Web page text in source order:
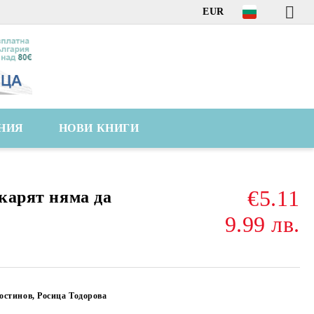
EUR
НОВИ КНИГИ
няма да
€5.11
9.99 лв.
Росица Тодорова